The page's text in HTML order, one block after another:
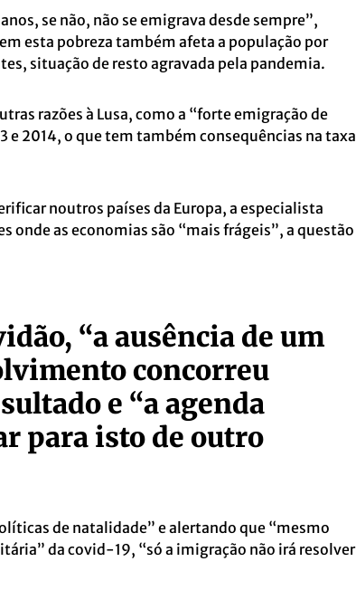
se não, não se emigrava desde sempre”,
esta pobreza também afeta a população por
situação de resto agravada pela pandemia.
razões à Lusa, como a “forte emigração de
e 2014, o que tem também consequências na taxa
noutros países da Europa, a especialista
onde as economias são “mais frágeis”, a questão
“a ausência de um
concorreu
e “a agenda
para isto de outro
de natalidade” e alertando que “mesmo
da covid-19, “só a imigração não irá resolver